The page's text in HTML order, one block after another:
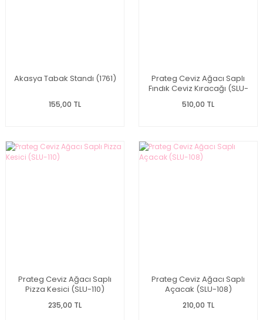
Akasya Tabak Standı (1761)
155,00 TL
Prateg Ceviz Ağacı Saplı
Fındık Ceviz Kıracağı (SLU-
510,00 TL
Prateg Ceviz Ağacı Saplı
Pizza Kesici (SLU-110)
235,00 TL
Prateg Ceviz Ağacı Saplı
Açacak (SLU-108)
210,00 TL